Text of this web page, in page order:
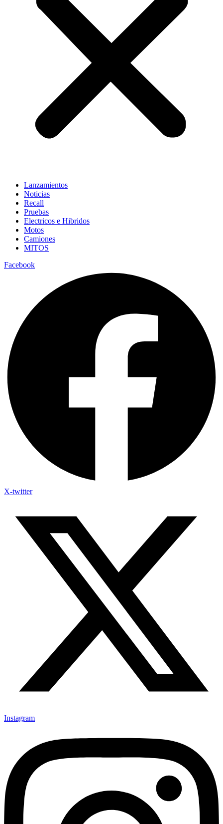
Lanzamientos
Noticias
Recall
Pruebas
Electricos e Hibridos
Motos
Camiones
MITOS
Facebook
X-twitter
Instagram